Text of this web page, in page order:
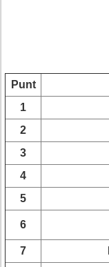
Punt
1
2
3
4
5
6
7